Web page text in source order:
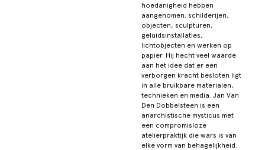
hoedanigheid hebben
aangenomen; schilderijen,
objecten, sculpturen,
geluidsinstallaties,
lichtobjecten en werken op
papier. Hij hecht veel waarde
aan het idee dat er een
verborgen kracht besloten ligt
in alle bruikbare materialen,
technieken en media. Jan Van
Den Dobbelsteen is een
anarchistische mysticus met
een compromisloze
atelierpraktijk die wars is van
elke vorm van behagelijkheid.